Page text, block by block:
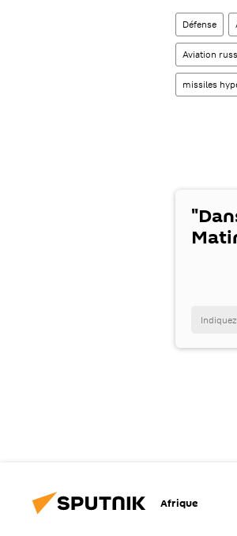
Défense
Aviation
missiles
Afrique